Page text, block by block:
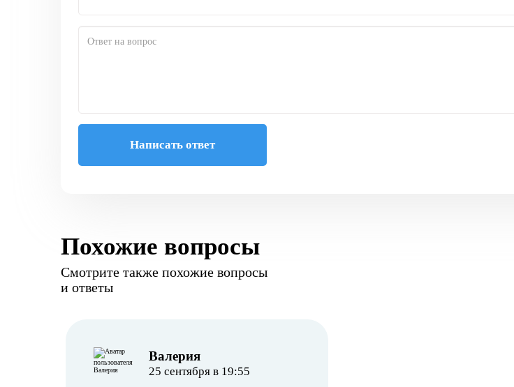
Написать ответ
Похожие вопросы
Смотрите также похожие вопросы
и ответы
Валерия
25 сентября в 19:55